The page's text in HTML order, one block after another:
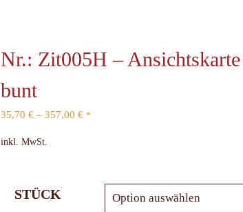
Nr.: Zit005H –
bunt
35,70€ –357,00€ *
inkl. MwSt.
STÜCK